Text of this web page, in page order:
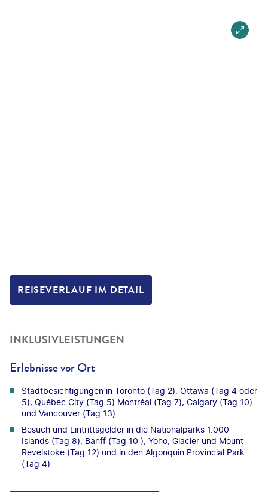
REISEVERLAUF IM DETAIL
INKLUSIVLEISTUNGEN
Erlebnisse vor Ort
Stadtbesichtigungen in Toronto (Tag 2), Ottawa (Tag 4 oder
5), Québec City (Tag 5) Montréal (Tag 7), Calgary (Tag 10)
und Vancouver (Tag 13)
Besuch und Eintrittsgelder in die Nationalparks 1.000
Islands (Tag 8), Banff (Tag 10 ), Yoho, Glacier und Mount
Revelstoke (Tag 12) und in den Algonquin Provincial Park
(Tag 4)